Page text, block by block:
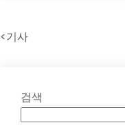
<기사
검색